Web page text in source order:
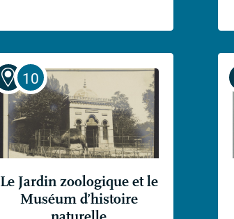
Le Jardin zoologique et le
Muséum d’histoire